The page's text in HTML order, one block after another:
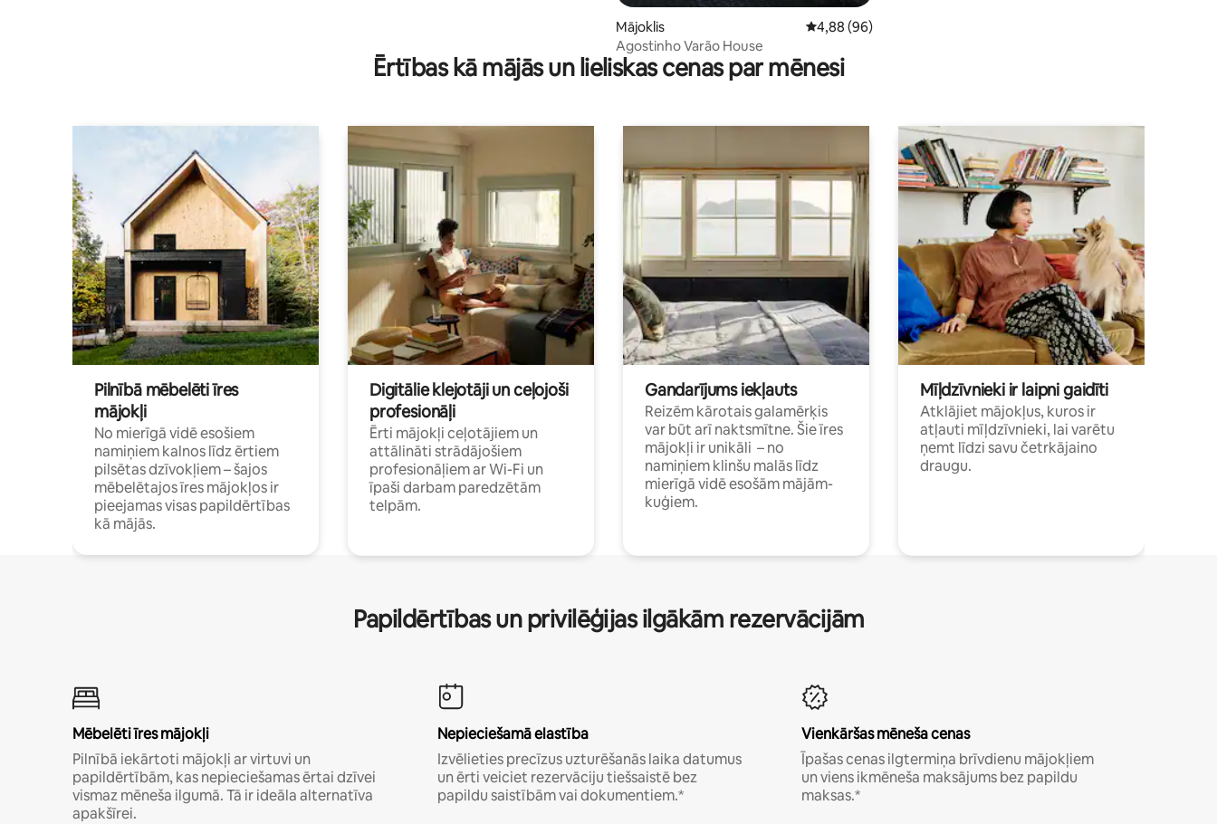
Mājoklis Vidējais vērtējums: 4,88 no 5, atsauksmju skaits: 96
4,88 (96)
Agostinho Varão House
Ērtības kā mājās un lieliskas cenas par mēnesi
Pilnībā mēbelēti īres
mājokļi
No mierīgā vidē esošiem
namiņiem kalnos līdz ērtiem
pilsētas dzīvokļiem – šajos
mēbelētajos īres mājokļos ir
pieejamas visas papildērtības
kā mājās.
Digitālie klejotāji un ceļojoši
profesionāļi
Ērti mājokļi ceļotājiem un
attālināti strādājošiem
profesionāļiem ar Wi-Fi un
īpaši darbam paredzētām
telpām.
Gandarījums iekļauts
Reizēm kārotais galamērķis
var būt arī naktsmītne. Šie īres
mājokļi ir unikāli – no
namiņiem klinšu malās līdz
mierīgā vidē esošām mājām-
kuģiem.
Mīļdzīvnieki ir laipni gaidīti
Atklājiet mājokļus, kuros ir
atļauti mīļdzīvnieki, lai varētu
ņemt līdzi savu četrkājaino
draugu.
Papildērtības un privilēģijas ilgākām rezervācijām
Mēbelēti īres mājokļi
Pilnībā iekārtoti mājokļi ar virtuvi un
papildērtībām, kas nepieciešamas ērtai dzīvei
vismaz mēneša ilgumā. Tā ir ideāla alternatīva
apakšīrei.
Nepieciešamā elastība
Izvēlieties precīzus uzturēšanās laika datumus
un ērti veiciet rezervāciju tiešsaistē bez
papildu saistībām vai dokumentiem.*
Vienkāršas mēneša cenas
Īpašas cenas ilgtermiņa brīvdienu mājokļiem
un viens ikmēneša maksājums bez papildu
maksas.*